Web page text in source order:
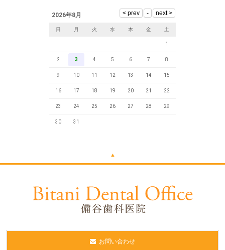
2026年8月
日 月 火 水 木 金 土
1
2 3 4 5 6 7 8
9 10 11 12 13 14 15
16 17 18 19 20 21 22
23 24 25 26 27 28 29
30 31
▲
お問い合わせ